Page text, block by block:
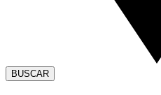
BUSCAR